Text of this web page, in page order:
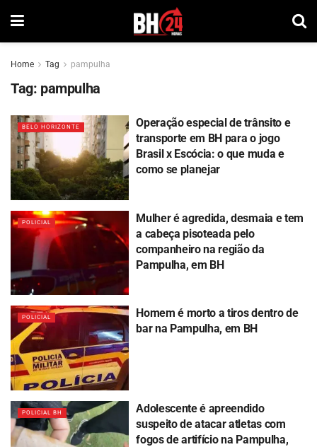
Home Tag pampulha
Tag: pampulha
BELO HORIZONTE
Operação especial de trânsito e
transporte em BH para o jogo
Brasil x Escócia: o que muda e
como se planejar
POLICIAL
Mulher é agredida, desmaia e tem
a cabeça pisoteada pelo
companheiro na região da
Pampulha, em BH
POLICIAL
Homem é morto a tiros dentro de
bar na Pampulha, em BH
POLICIAL BH
Adolescente é apreendido
suspeito de atacar atletas com
fogos de artifício na Pampulha,